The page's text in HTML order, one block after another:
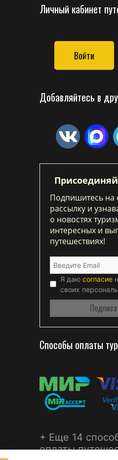
Личный кабинет
Войти
Добавляйтесь в
Подпишитесь на
рассылку и
о новостях
интересных и
путешествиях!
Я даю согласие
своих
Способы оплаты
+ Еще 14
оплаты